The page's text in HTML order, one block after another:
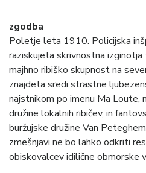
zgodba
Poletje leta 1910. Policijska
raziskujeta skrivnostna izginotja
majhno ribiško skupnost na
znajdeta sredi strastne
najstnikom po imenu Ma Loute,
družine lokalnih ribičev, in
buržujske družine Van
zmešnjavi ne bo lahko odkriti
obiskovalcev idilične obmorske